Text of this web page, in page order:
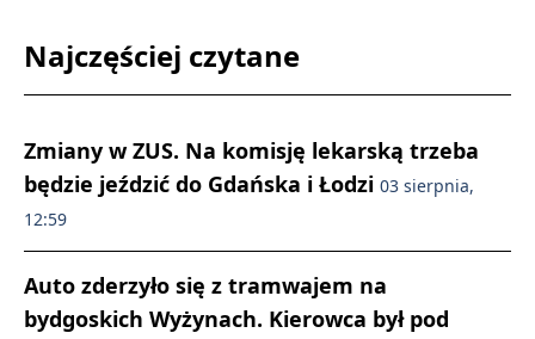
Najczęściej czytane
Zmiany w ZUS. Na komisję lekarską trzeba
będzie jeździć do Gdańska i Łodzi 03 sierpnia,
12:59
Auto zderzyło się z tramwajem na
bydgoskich Wyżynach. Kierowca był pod